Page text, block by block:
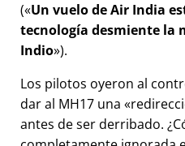
( Un vuelo de Air India
tecnología desmiente la
Indio ).
Los pilotos oyeron al
dar al MH17 una
antes de ser derribado.